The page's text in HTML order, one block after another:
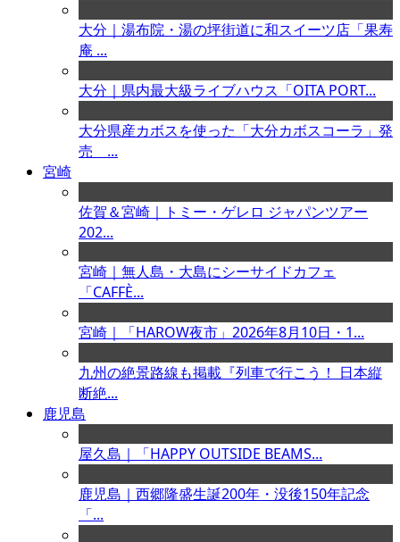
大分｜湯布院・湯の坪街道に和スイーツ店「果寿
庵 ...
大分｜県内最大級ライブハウス「OITA PORT...
大分県産カボスを使った「大分カボスコーラ」発
売 ...
宮崎
佐賀＆宮崎｜トミー・ゲレロ ジャパンツアー
202...
宮崎｜無人島・大島にシーサイドカフェ
「CAFFÈ...
宮崎｜「HAROW夜市」2026年8月10日・1...
九州の絶景路線も掲載『列車で行こう！ 日本縦
断絶...
鹿児島
屋久島｜「HAPPY OUTSIDE BEAMS...
鹿児島｜西郷隆盛生誕200年・没後150年記念
「...